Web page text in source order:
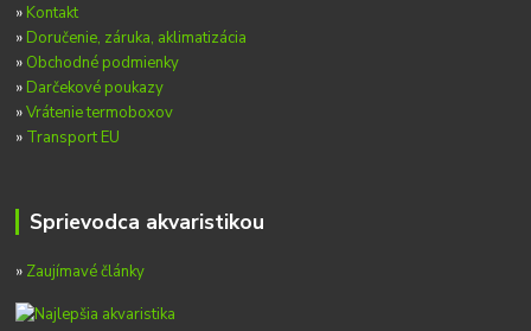
» Kontakt
» Doručenie, záruka, aklimatizácia
» Obchodné podmienky
» Darčekové poukazy
»Vrátenie termoboxov
» Transport EU
Sprievodca akvaristikou
» Zaujímavé články